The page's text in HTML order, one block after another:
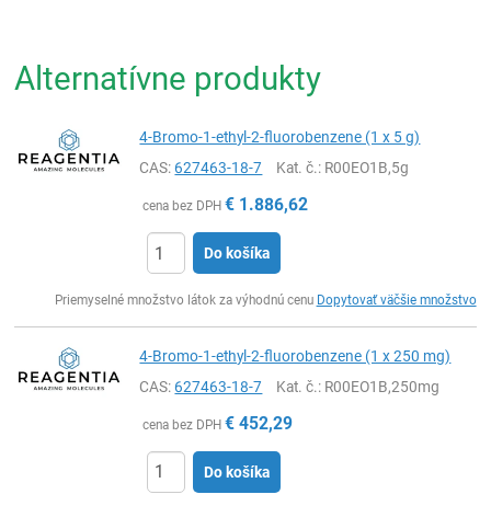
Alternatívne produkty
4-Bromo-1-ethyl-2-fluorobenzene (1 x 5 g)
CAS:627463-18-7 Kat. č.: R00EO1B,5g
cena bez DPH € 1.886,62
Do košíka
Priemyselné množstvo látok za výhodnú cenu Dopytovať väčšie množstvo
4-Bromo-1-ethyl-2-fluorobenzene (1 x 250 mg)
CAS:627463-18-7 Kat. č.: R00EO1B,250mg
cena bez DPH € 452,29
Do košíka